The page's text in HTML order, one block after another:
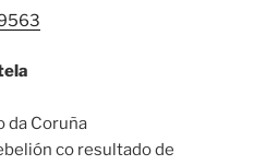
da Coruña
co resultado de